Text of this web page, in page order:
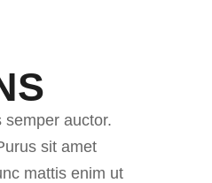
auctor.
sit amet
mattis enim ut